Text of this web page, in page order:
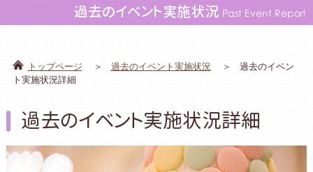
過去のイベント実施状況 Past Event Report
トップページ 過去のイベント実施状況
過去のイベン
ト実施状況詳細
過去のイベント実施状況詳細